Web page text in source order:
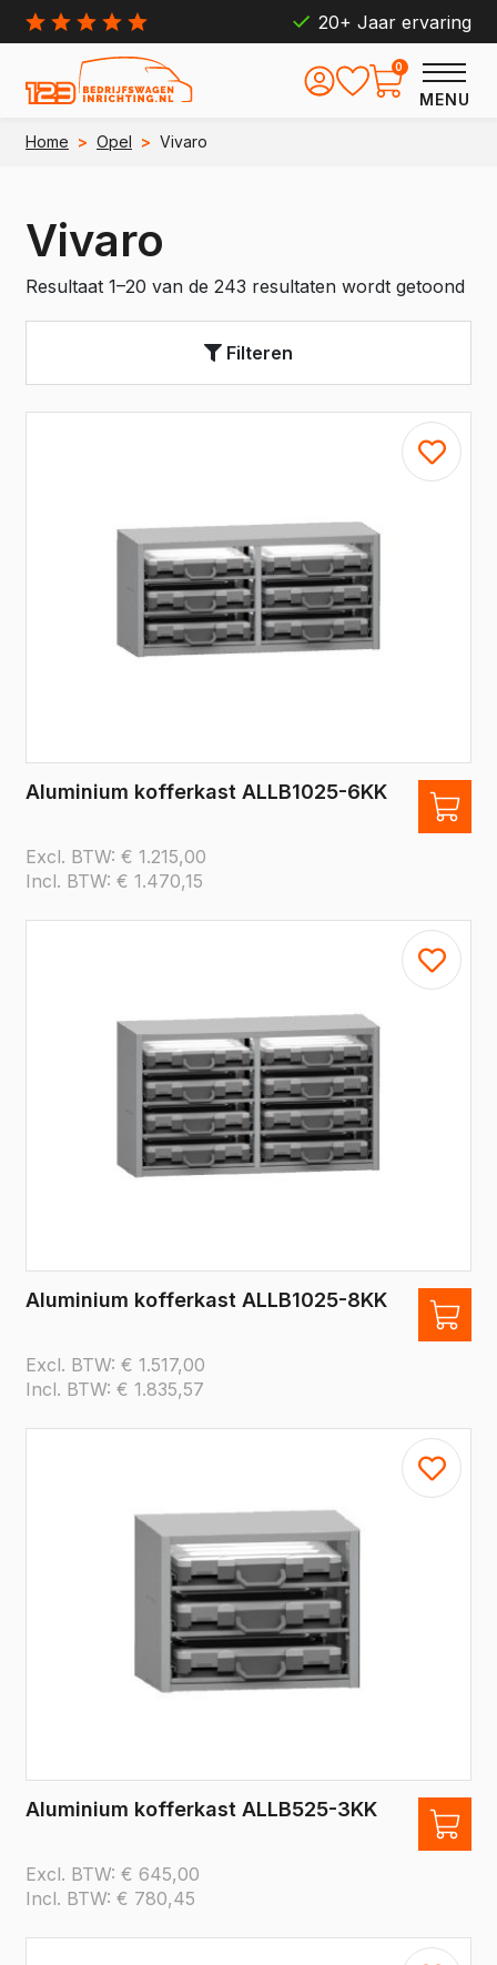
20+ Jaar ervaring
MENU
0
Home > Opel > Vivaro
Vivaro
Resultaat 1–20 van de 243 resultaten wordt getoond
Filteren
Aluminium kofferkast ALLB1025-6KK
Excl. BTW: € 1.215,00
Incl. BTW: € 1.470,15
Aluminium kofferkast ALLB1025-8KK
Excl. BTW: € 1.517,00
Incl. BTW: € 1.835,57
Aluminium kofferkast ALLB525-3KK
Excl. BTW: € 645,00
Incl. BTW: € 780,45